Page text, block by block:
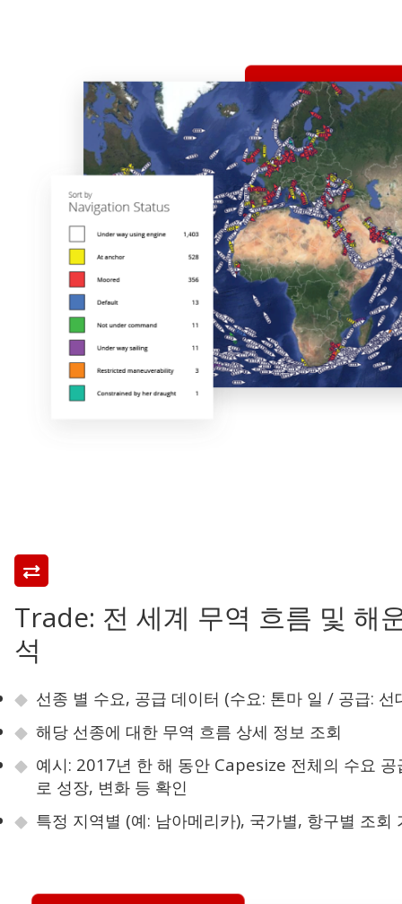
Trade: 전 세계 무역 흐름 및 해
석
선종 별 수요, 공급 데이터 (수요: 톤마 일 / 공급: 선
해당 선종에 대한 무역 흐름 상세 정보 조회
예시: 2017년 한 해 동안 Capesize 전체의 수요
로 성장, 변화 등 확인
특정 지역별 (예: 남아메리카), 국가별, 항구별 조회